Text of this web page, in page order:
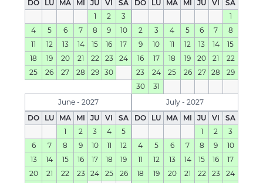
DO
LU MA MI JU VI
SA
1
2
3
4
5 6 7 8 9
10
11
12 13 14 15 16
17
18
19 20 21 22 23
24
25
26 27 28 29 30
DO
LU MA MI JU VI
SA
1
2
3 4 5 6 7
8
9
10 11 12 13 14
15
16
17 18 19 20 21
22
23
24 25 26 27 28
29
30
31
June - 2027
DO
LU MA MI JU VI
SA
1
2 3 4
5
6
7 8 9 10 11
12
13
14 15 16 17 18
19
20
21 22 23 24 25
26
July - 2027
DO
LU MA MI JU VI
SA
1
2
3
4
5 6 7 8 9
10
11
12 13 14 15 16
17
18
19 20 21 22 23
24